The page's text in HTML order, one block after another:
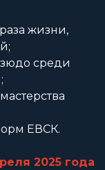
жизни,
среди
ЕВСК.
2025 года